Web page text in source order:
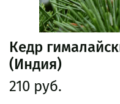
Кедр
(Индия)
210 руб.